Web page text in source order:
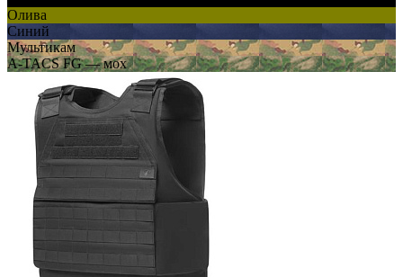
Олива
Синий
Мультикам
A-TACS FG — мох